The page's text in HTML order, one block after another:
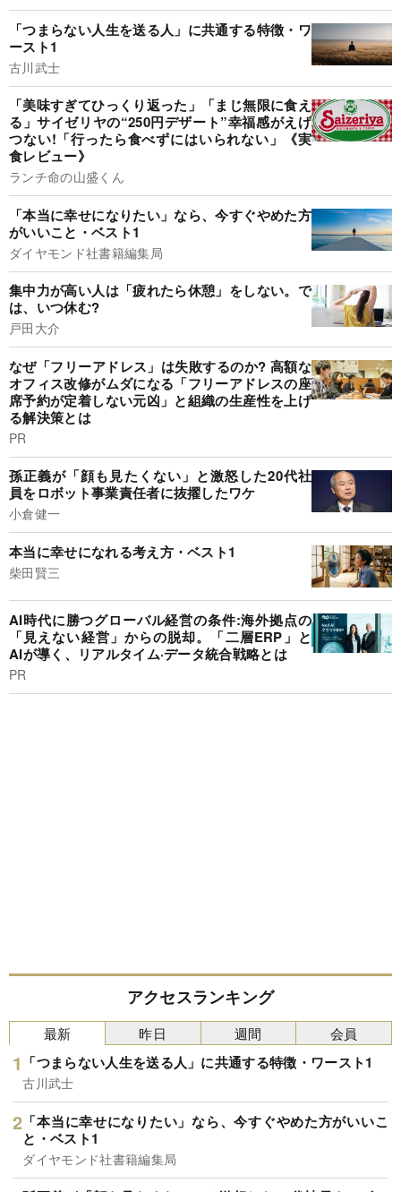
「つまらない人生を送る人」に共通する特徴・ワ
ースト1
古川武士
「美味すぎてひっくり返った」「まじ無限に食え
る」サイゼリヤの“250円デザート”幸福感がえげ
つない!「行ったら食べずにはいられない」《実
食レビュー》
ランチ命の山盛くん
「本当に幸せになりたい」なら、今すぐやめた方
がいいこと・ベスト1
ダイヤモンド社書籍編集局
集中力が高い人は「疲れたら休憩」をしない。で
は、いつ休む?
戸田大介
なぜ「フリーアドレス」は失敗するのか? 高額な
オフィス改修がムダになる「フリーアドレスの座
席予約が定着しない元凶」と組織の生産性を上げ
る解決策とは
PR
孫正義が「顔も見たくない」と激怒した20代社
員をロボット事業責任者に抜擢したワケ
小倉健一
本当に幸せになれる考え方・ベスト1
柴田賢三
AI時代に勝つグローバル経営の条件:海外拠点の
「見えない経営」からの脱却。「二層ERP」と
AIが導く、リアルタイム·データ統合戦略とは
PR
アクセスランキング
最新
「つまらない人生を送る人」に共通する特徴・ワースト1
古川武士
「本当に幸せになりたい」なら、今すぐやめた方がいいこ
と・ベスト1
ダイヤモンド社書籍編集局
昨日 週間 会員